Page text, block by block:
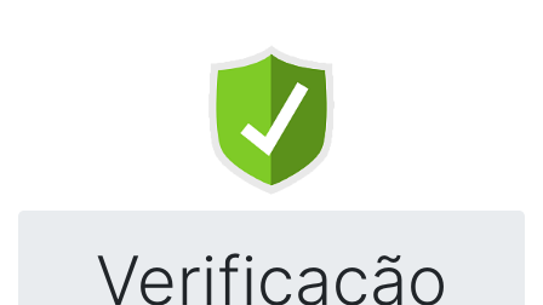
Verificação